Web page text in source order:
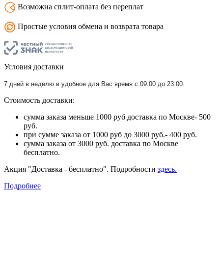
Возможна сплит-оплата без переплат
Простые условия обмена и возврата товара
Условия доставки
7 дней в неделю в удобное для Вас время с 09:00 до 23:00.
Стоимость доставки:
сумма заказа меньше 1000 руб доставка по Москве- 500
руб.
при сумме заказа от 1000 руб до 3000 руб.- 400 руб.
сумма заказа от 3000 руб. доставка по Москве
бесплатно.
Акция "Доставка - бесплатно". Подробности здесь.
Подробнее